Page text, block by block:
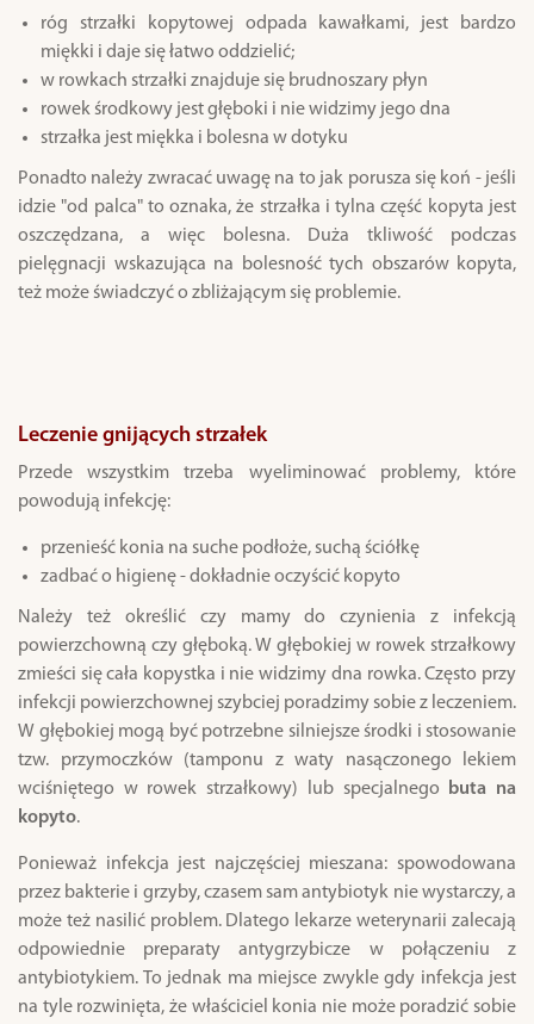
róg strzałki kopytowej odpada kawałkami, jest bardzo
miękki i daje się łatwo oddzielić;
w rowkach strzałki znajduje się brudnoszary płyn
rowek środkowy jest głęboki i nie widzimy jego dna
strzałka jest miękka i bolesna w dotyku
Ponadto należy zwracać uwagę na to jak porusza się koń - jeśli
idzie "od palca" to oznaka, że strzałka i tylna część kopyta jest
oszczędzana, a więc bolesna. Duża tkliwość podczas
pielęgnacji wskazująca na bolesność tych obszarów kopyta,
też może świadczyć o zbliżającym się problemie.
Leczenie gnijących strzałek
Przede wszystkim trzeba wyeliminować problemy, które
powodują infekcję:
przenieść konia na suche podłoże, suchą ściółkę
zadbać o higienę - dokładnie oczyścić kopyto
Należy też określić czy mamy do czynienia z infekcją
powierzchowną czy głęboką. W głębokiej w rowek strzałkowy
zmieści się cała kopystka i nie widzimy dna rowka. Często przy
infekcji powierzchownej szybciej poradzimy sobie z leczeniem.
W głębokiej mogą być potrzebne silniejsze środki i stosowanie
tzw. przymoczków (tamponu z waty nasączonego lekiem
wciśniętego w rowek strzałkowy) lub specjalnego
buta na
kopyto.
Ponieważ infekcja jest najczęściej mieszana: spowodowana
przez bakterie i grzyby, czasem sam antybiotyk nie wystarczy, a
może też nasilić problem. Dlatego lekarze weterynarii zalecają
odpowiednie preparaty antygrzybicze w połączeniu z
antybiotykiem. To jednak ma miejsce zwykle gdy infekcja jest
na tyle rozwinięta, że właściciel konia nie może poradzić sobie